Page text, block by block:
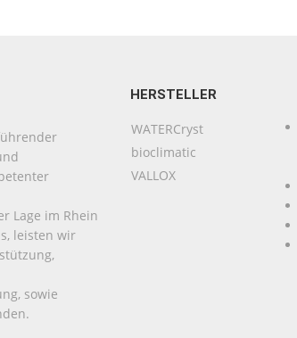
Lage im Rhein
leisten wir
sowie
HERSTELLER
WATERCryst
bioclimatic
VALLOX